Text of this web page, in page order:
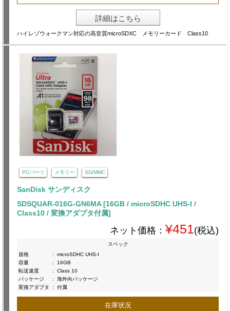
詳細はこちら
ハイレゾウォークマン対応の高音質microSDXC メモリーカード Class10
PCパーツ メモリー SD/MMC
SanDisk サンディスク
SDSQUAR-016G-GN6MA [16GB / microSDHC UHS-I /
Class10 / 変換アダプタ付属]
ネット価格： ¥451(税込)
スペック
規格
:
microSDHC UHS-I
容量
:
16GB
転送速度
:
Class 10
パッケージ
:
海外向パッケージ
変換アダプタ
: 付属
在庫状況